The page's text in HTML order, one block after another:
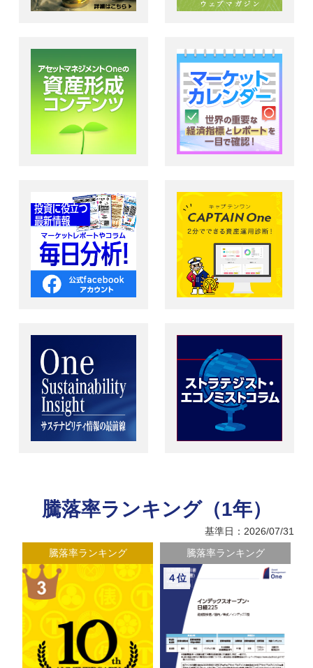
騰落率ランキング（1年）
基準日：2026/07/31
騰落率ランキング
騰落率ランキング
４位